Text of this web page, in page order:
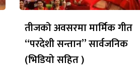
तीजको अवसरमा मार्मिक गीत
“परदेशी सन्तान” सार्वजनिक
(भिडियो सहित )